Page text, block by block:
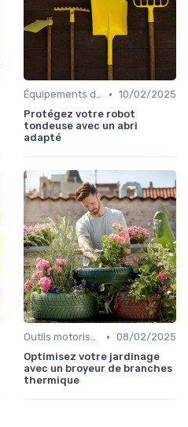
Équipements de protection • 10/02/2025
Protégez votre robot
tondeuse avec un abri
adapté
Outils motorisés • 08/02/2025
Optimisez votre jardinage
avec un broyeur de branches
thermique